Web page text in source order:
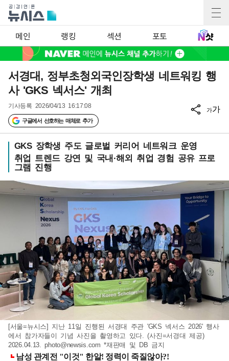
메인 랭킹 섹션 포토
서경대, 정부초청외국인장학생 네트워킹 행
사 'GKS 넥서스' 개최
기사등록 2026/04/13 16:17:08
구글에서 선호하는 매체로 추가
가가
GKS 장학생 주도 글로벌 커리어 네트워크 운영
취업 트렌드 강연 및 국내·해외 취업 경험 공유 프로
그램 진행
[서울=뉴시스] 지난 11일 진행된 서경대 주관 'GKS 넥서스 2026' 행사
에서 참가자들이 기념 사진을 촬영하고 있다. (사진=서경대 제공)
2026.04.13.photo@newsis.com *재판매 및 DB 금지